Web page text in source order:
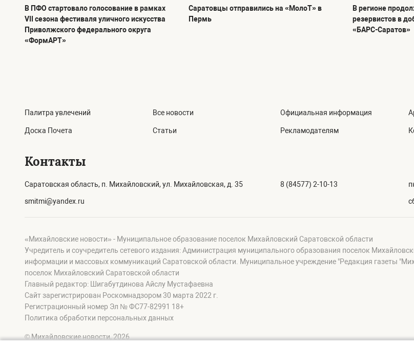
В ПФО стартовало голосование в рамках
VII сезона фестиваля уличного искусства
Приволжского федерального округа
«ФормАРТ»
Саратовцы отправились на «МолоТ» в
Пермь
В регионе
резервистов в
«БАРС-Саратов»
Палитра увлечений
Доска Почета
Все новости
Статьи
Официальная информация
Рекламодателям
Контакты
Саратовская область, п. Михайловский, ул. Михайловская, д. 35
smitmi@yandex.ru
8 (84577) 2-10-13
«Михайловские новости» - Муниципальное образование поселок Михайловский Саратовской области
Учредитель и соучредитель сетевого издания: Администрация муниципального образования поселок
информации и массовых коммуникаций Саратовской области. Муниципальное учреждение "Редакция газеты
поселок Михайловский Саратовской области
Главный редактор: Шигабутдинова Айслу Мустафаевна
Сайт зарегистрирован Роскомнадзором 30 марта 2022 г.
Регистрационный номер Эл № ФС77-82991 18+
Политика обработки персональных данных
© Михайловские новости, 2026